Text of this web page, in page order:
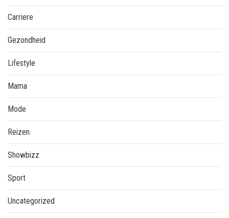
Carriere
Gezondheid
Lifestyle
Mama
Mode
Reizen
Showbizz
Sport
Uncategorized